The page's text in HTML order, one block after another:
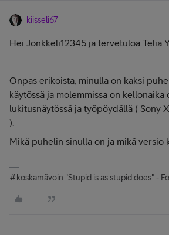
kiisseli67
Hei Jonkkeli12345 ja tervetuloa Telia
Onpas erikoista, minulla on kaksi
käytössä ja molemmissa on kellonaika
lukitusnäytössä ja työpöydällä ( Sony
).
Mikä puhelin sinulla on ja mikä versio
#koskamävoin "Stupid is as stupid does" -